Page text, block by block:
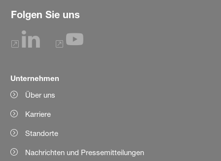
Folgen Sie uns
Unternehmen
Über uns
Karriere
Standorte
Nachrichten und Pressemitteilungen